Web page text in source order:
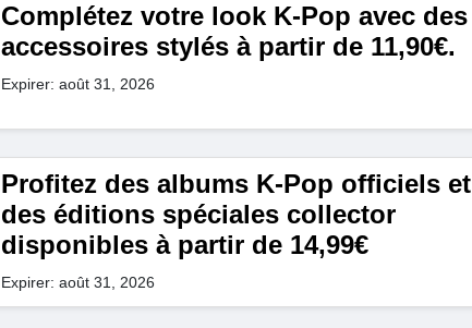
Complétez votre look K-Pop avec des
accessoires stylés à partir de 11,90€.
Expirer: août 31, 2026
Profitez des albums K-Pop officiels et
des éditions spéciales collector
disponibles à partir de 14,99€
Expirer: août 31, 2026